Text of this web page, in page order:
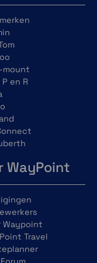
achter je
radarcamera -
bij beelden van
Vue legt
mount
en R
WayPoint
Waypoint
Travel